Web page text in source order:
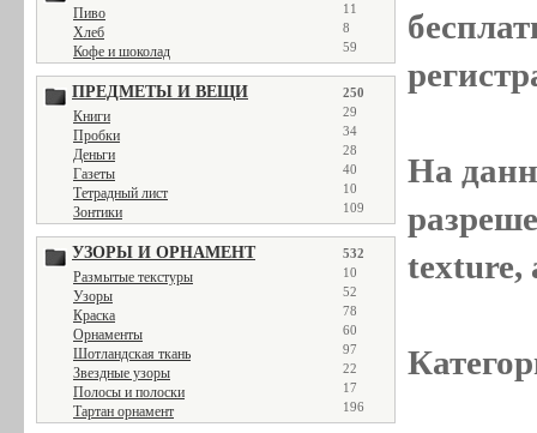
Пиво 11
Хлеб 8
Кофе и шоколад 59
ПРЕДМЕТЫ И ВЕЩИ 250
Книги 29
Пробки 34
Деньги 28
Газеты 40
Тетрадный лист 10
Зонтики 109
УЗОРЫ И ОРНАМЕНТ 532
Размытые текстуры 10
Узоры 52
Краска 78
Орнаменты 60
Шотландская ткань 97
Звездные узоры 22
Полосы и полоски 17
Тартан орнамент 196
На
texture,